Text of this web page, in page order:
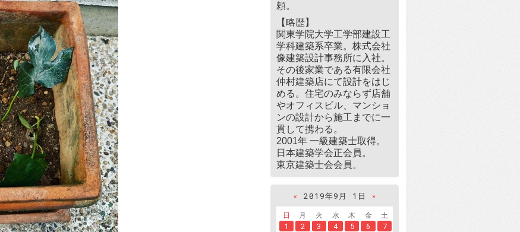
頼。
【略歴】
関東学院大学工学部建設工
学科建築系卒業。株式会社
像建築設計事務所に入社。
その後家業である有限会社
仲村建築店にて設計をはじ
める。住宅のみならず店舗
やオフィスビル、マンショ
ンの設計から施工までに一
貫して携わる。
2001年 一級建築士取得。
日本建築学会正会員。
東京建築士会会員。
« 2019年9月 1日
»
日
月 火 水 木 金
土
1
2 3 4 5 6
7